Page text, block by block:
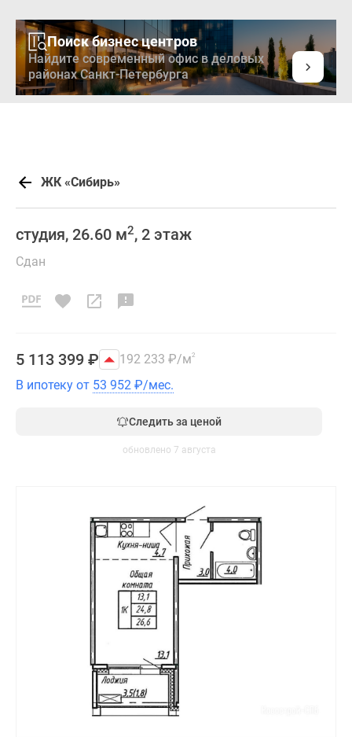
Поиск бизнес центров
Найдите современный офис в деловых
районах Санкт-Петербурга
ЖК «Сибирь»
студия, 26.60 м2, 2 этаж
Сдан
5 113 399 ₽ 192 233 ₽/м2
В ипотеку от 53 952 ₽/мес.
Следить за ценой
обновлено 7 августа